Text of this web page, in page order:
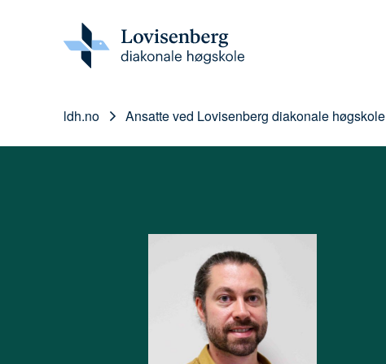
ldh.no Ansatte ved Lovisenberg diakonale høgskole